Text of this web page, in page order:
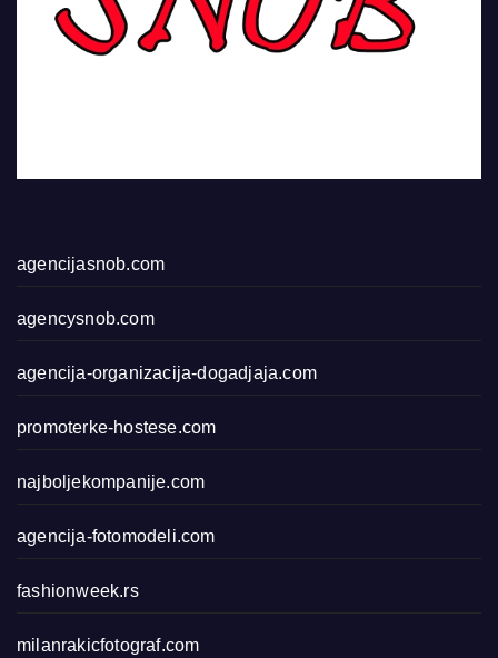
agencijasnob.com
agencysnob.com
agencija-organizacija-dogadjaja.com
promoterke-hostese.com
najboljekompanije.com
agencija-fotomodeli.com
fashionweek.rs
milanrakicfotograf.com